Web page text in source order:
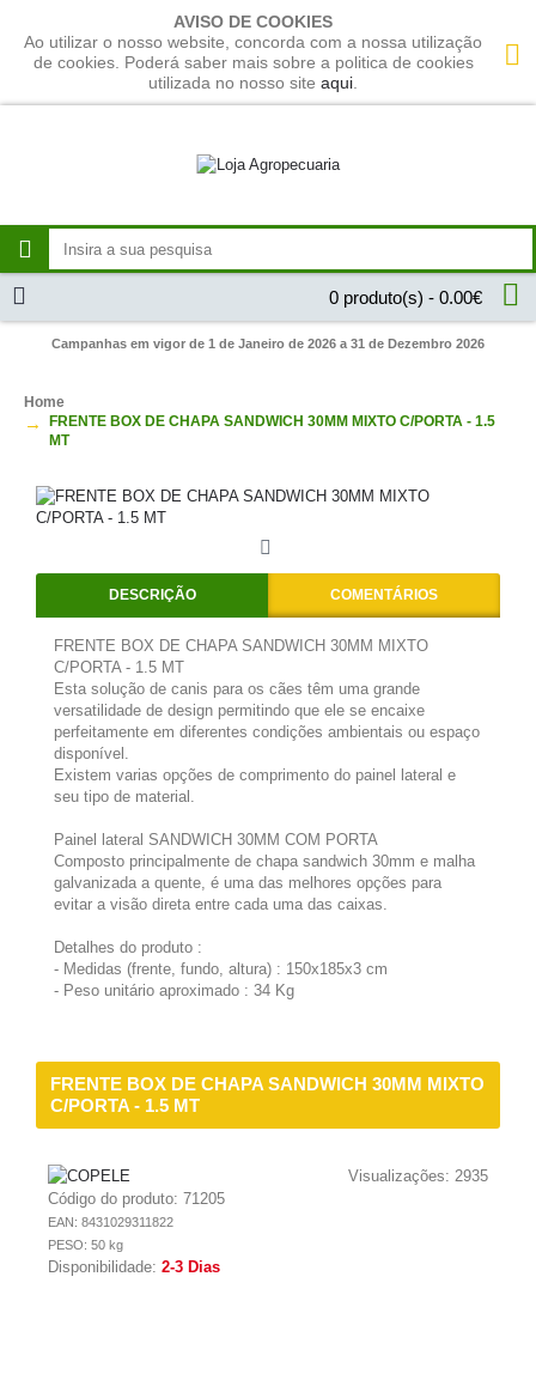
AVISO DE COOKIES
Ao utilizar o nosso website, concorda com a nossa utilização
de cookies. Poderá saber mais sobre a politica de cookies
utilizada no nosso site aqui
0 produto(s) - 0.00€
Campanhas em vigor de 1 de Janeiro de 2026 a 31 de Dezembro 2026
Home
FRENTE BOX DE CHAPA SANDWICH 30MM MIXTO C/PORTA - 1.5
MT
DESCRIÇÃO COMENTÁRIOS
FRENTE BOX DE CHAPA SANDWICH 30MM MIXTO
C/PORTA - 1.5 MT
Esta solução de canis para os cães têm uma grande
versatilidade de design permitindo que ele se encaixe
perfeitamente em diferentes condições ambientais ou espaço
disponível.
Existem varias opções de comprimento do painel lateral e
seu tipo de material.
Painel lateral SANDWICH 30MM COM PORTA
Composto principalmente de chapa sandwich 30mm e malha
galvanizada a quente, é uma das melhores opções para
evitar a visão direta entre cada uma das caixas.
Detalhes do produto :
- Medidas (frente, fundo, altura) : 150x185x3 cm
- Peso unitário aproximado : 34 Kg
FRENTE BOX DE CHAPA SANDWICH 30MM MIXTO
C/PORTA - 1.5 MT
Visualizações: 2935
Código do produto: 71205
EAN: 8431029311822
PESO: 50 kg
Disponibilidade: 2-3 Dias